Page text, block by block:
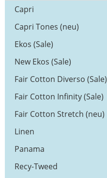
Capri
Capri Tones (neu)
Ekos (Sale)
New Ekos (Sale)
Fair Cotton Diverso (Sale)
Fair Cotton Infinity (Sale)
Fair Cotton Stretch (neu)
Linen
Panama
Recy-Tweed